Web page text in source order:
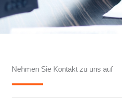
Nehmen Sie Kontakt zu uns auf